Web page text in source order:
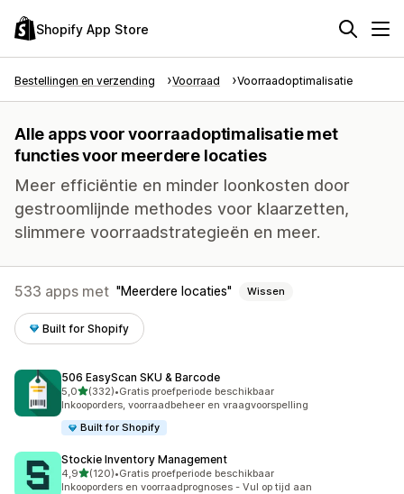
Shopify App Store
Bestellingen en verzending Voorraad Voorraadoptimalisatie
Alle apps voor voorraadoptimalisatie met
functies voor meerdere locaties
Meer efficiëntie en minder loonkosten door
gestroomlijnde methodes voor klaarzetten,
slimmere voorraadstrategieën en meer.
533 apps met Meerdere locaties Wissen
Built for Shopify
506 EasyScan SKU & Barcode
5,0van 5 sterren
(332)
332 recensies in totaal
•Gratis proefperiode beschikbaar
Inkooporders, voorraadbeheer en vraagvoorspelling
Built for Shopify
Stockie Inventory Management
4,9van 5 sterren
(120)
120 recensies in totaal
•Gratis proefperiode beschikbaar
Inkooporders en voorraadprognoses - Vul op tijd aan